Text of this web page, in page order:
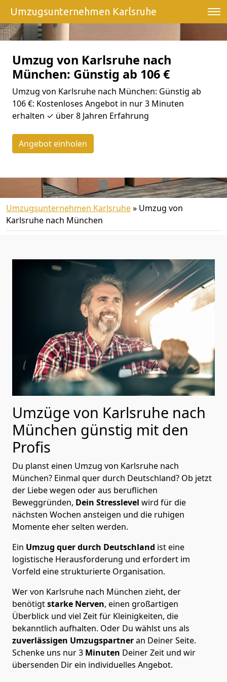
Umzugsunternehmen Karlsruhe
Umzug von Karlsruhe nach
München: Günstig ab 106 €
Umzug von Karlsruhe nach München: Günstig ab
106 €: Kostenloses Angebot in nur 3 Minuten
erhalten ✓ über 8 Jahren Erfahrung
Angebot einholen
Umzugsunternehmen Karlsruhe» Umzug von
Karlsruhe nach München
Umzüge von Karlsruhe nach
München günstig mit den
Profis
Du planst einen Umzug von Karlsruhe nach
München? Einmal quer durch Deutschland? Ob jetzt
der Liebe wegen oder aus beruflichen
Beweggründen, Dein Stresslevel wird für die
nächsten Wochen ansteigen und die ruhigen
Momente eher selten werden.
Ein Umzug quer durch Deutschland ist eine
logistische Herausforderung und erfordert im
Vorfeld eine strukturierte Organisation.
Wer von Karlsruhe nach München zieht, der
benötigtstarke Nerven, einen großartigen
Überblick und viel Zeit für Kleinigkeiten, die
bekanntlich aufhalten. Oder Du wählst uns als
zuverlässigen Umzugspartneran Deiner Seite.
Schenke uns nur3 Minuten Deiner Zeit und wir
übersenden Dir ein individuelles Angebot.